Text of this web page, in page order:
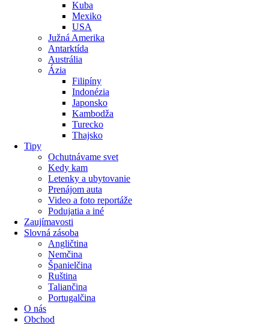
Kuba
Mexiko
USA
Južná Amerika
Antarktída
Austrália
Ázia
Filipíny
Indonézia
Japonsko
Kambodža
Turecko
Thajsko
Tipy
Ochutnávame svet
Kedy kam
Letenky a ubytovanie
Prenájom auta
Video a foto reportáže
Podujatia a iné
Zaujímavosti
Slovná zásoba
Angličtina
Nemčina
Španielčina
Ruština
Taliančina
Portugalčina
O nás
Obchod